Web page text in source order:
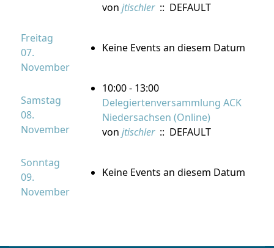
von jtischler:: DEFAULT
Freitag
07.
November
Keine Events an diesem Datum
Samstag
08.
November
10:00 - 13:00
Delegiertenversammlung ACK
Niedersachsen (Online)
von jtischler:: DEFAULT
Sonntag
09.
November
Keine Events an diesem Datum